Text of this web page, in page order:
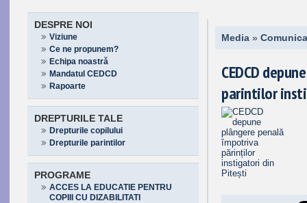
DESPRE NOI
Viziune
Ce ne propunem?
Echipa noastră
Mandatul CEDCD
Rapoarte
DREPTURILE TALE
Drepturile copilului
Drepturile parintilor
PROGRAME
ACCES LA EDUCATIE PENTRU
COPIII CU DIZABILITATI
Media »
CEDCD
parintilor